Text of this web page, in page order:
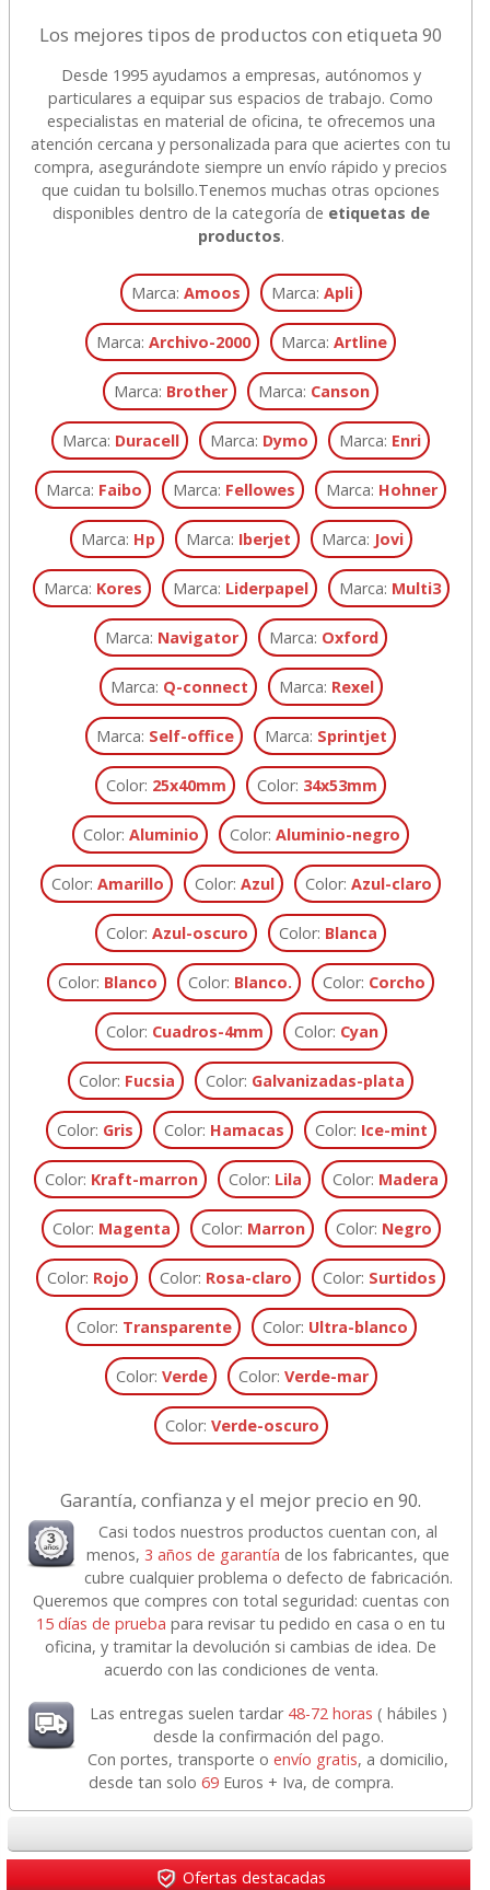
Los mejores tipos de productos con etiqueta 90
Desde 1995 ayudamos a empresas, autónomos y
particulares a equipar sus espacios de trabajo. Como
especialistas en material de oficina, te ofrecemos una
atención cercana y personalizada para que aciertes con tu
compra, asegurándote siempre un envío rápido y precios
que cuidan tu bolsillo.Tenemos muchas otras opciones
disponibles dentro de la categoría de etiquetas de
productos.
Marca: Amoos Marca: Apli
Marca:Archivo-2000 Marca:Artline
Marca: Brother Marca: Canson
Marca: Duracell Marca: Dymo Marca: Enri
Marca: Faibo Marca: Fellowes Marca: Hohner
Marca: Hp Marca: Iberjet Marca: Jovi
Marca: Kores Marca: Liderpapel Marca: Multi3
Marca: Navigator Marca: Oxford
Marca: Q-connect Marca: Rexel
Marca: Self-office Marca: Sprintjet
Color: 25x40mm Color: 34x53mm
Color:Aluminio Color:Aluminio-negro
Color:Amarillo Color:Azul Color:Azul-claro
Color:Azul-oscuro Color: Blanca
Color: Blanco Color: Blanco. Color: Corcho
Color: Cuadros-4mm Color: Cyan
Color: Fucsia Color: Galvanizadas-plata
Color: Gris Color: Hamacas Color: Ice-mint
Color: Kraft-marron Color: Lila Color: Madera
Color: Magenta Color: Marron Color: Negro
Color: Rojo Color: Rosa-claro Color: Surtidos
Color: Transparente Color: Ultra-blanco
Color: Verde Color: Verde-mar
Color: Verde-oscuro
Garantía, confianza y el mejor precio en 90.
Casi todos nuestros productos cuentan con, al
menos,3 años de garantía de los fabricantes, que
cubre cualquier problema o defecto de fabricación.
Queremos que compres con total seguridad: cuentas con
15 días de prueba para revisar tu pedido en casa o en tu
oficina, y tramitar la devolución si cambias de idea. De
acuerdo con las condiciones de venta.
Las entregas suelen tardar 48-72 horas ( hábiles )
desde la confirmación del pago.
Con portes, transporte oenvío gratis, a domicilio,
desde tan solo 69Euros + Iva, de compra.
Ofertas destacadas